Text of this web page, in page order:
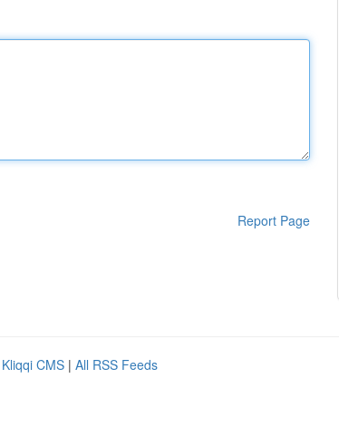
Report Page
Kliqqi CMS | All RSS Feeds